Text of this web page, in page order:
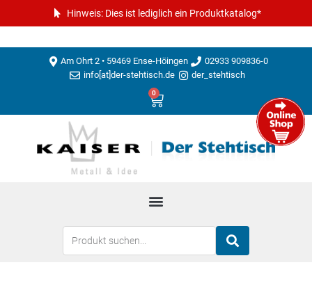
Hinweis: Dies ist lediglich ein Produktkatalog*
Am Ohrt 2 • 59469 Ense-Höingen
02933 909836-0
info[at]der-stehtisch.de
der_stehtisch
0